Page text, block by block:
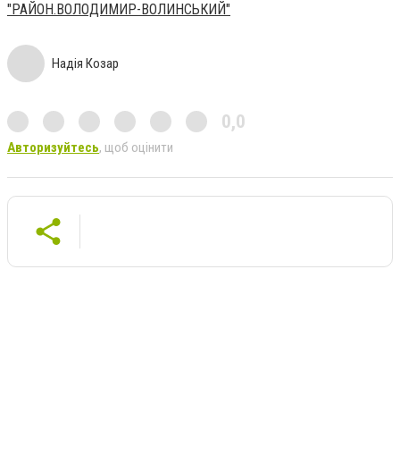
"РАЙОН.ВОЛОДИМИР-ВОЛИНСЬКИЙ"
Надія Козар
0,0
Авторизуйтесь, щоб оцінити